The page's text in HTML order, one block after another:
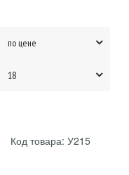
по цене
18
Код товара: У215